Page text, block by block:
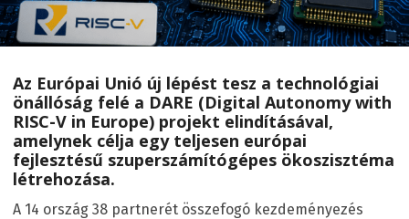
Az Európai Unió új lépést tesz a technológiai
önállóság felé a DARE (Digital Autonomy with
RISC-V in Europe) projekt elindításával,
amelynek célja egy teljesen európai
fejlesztésű szuperszámítógépes ökoszisztéma
létrehozása.
A 14 ország 38 partnerét összefogó kezdeményezés